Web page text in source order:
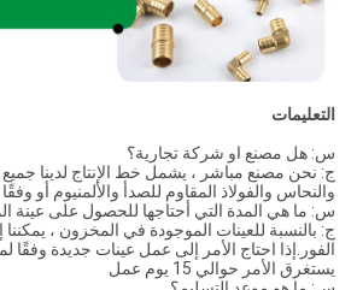
التعليمات
س: هل مصنع او شركة تجارية؟
ج: نحن مصنع مباشر ، يشمل خط الإنتاج لدينا
والنحاس والفولاذ المقاوم للصدأ والألمنيوم أو
س: ما هي المدة التي أحتاجها للحصول على عينة
ج: بالنسبة للعينات الموجودة في المخزون ، يمكننا
الفور.إذا احتاج الأمر إلى عمل عينات جديدة
يستغرق الأمر حوالي 15 يوم عمل